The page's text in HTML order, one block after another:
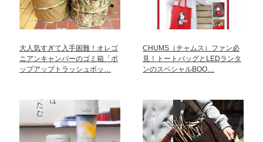
大人気すぎて入手困難！オレゴ
ニアンキャンパーのゴミ箱「ポ
ップアップトラッシュボッ…
CHUMS（チャムス）ファン必
見！トートバッグとLEDランタ
ンのスペシャルBOO…